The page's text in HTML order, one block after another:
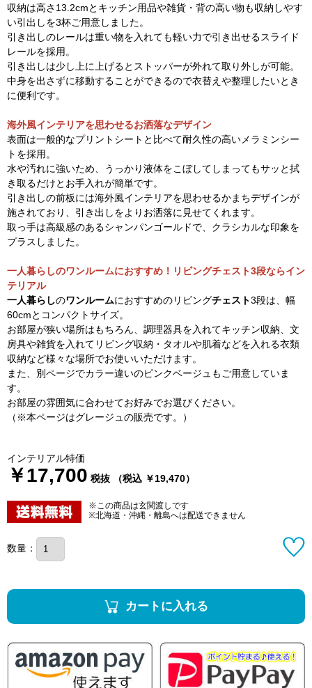
収納は高さ13.2cmとキッチン用品や雑貨・背の高い物も収納しやす
い引出しを3杯ご用意しました。
引き出しのレールは重い物を入れても軽い力で引き出せるスライド
レールを採用。
引き出しは少し上に上げるとストッパーが外れて取り外しが可能。
中身を出さずに移動することができるので衣替えや整理したいとき
に便利です。
海外風インテリアを思わせるお洒落なデザイン
表面は一般的なプリントシートと比べて耐久性の高いメラミンシー
トを採用。
水や汚れに強いため、うっかり液体をこぼしてしまってもサッと拭
き取るだけとお手入れが簡単です。
引き出しの前板には海外風インテリアを思わせるかまちデザインが
施されており、引き出しをよりお洒落に見せてくれます。
取っ手は高級感のあるシャンパンゴールドで、クラシカルな印象を
プラスしました。
一人暮らしのワンルームにおすすめ！リビングチェスト3段ならイン
テリアル
一人暮らしのワンルームにおすすめのリビングチェスト3段は、幅
60cmとコンパクトサイズ。
お部屋が狭い場所はもちろん、調理器具を入れてキッチン収納、文
房具や雑貨を入れてリビング収納・タオルや肌着などを入れる衣類
収納など様々な場所でお使いいただけます。
また、別ページでカラー違いのピンクベージュもご用意していま
す。
お部屋の雰囲気に合わせてお好みでお選びください。
（※本ページはグレージュの販売です。）
インテリアル特価
￥17,700 税抜 （税込 ￥19,470）
※この商品は玄関渡しです
※北海道・沖縄・離島へは配送できません
数量：
カートに入れる